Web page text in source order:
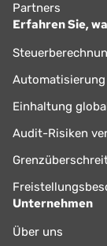
Partners
Erfahren Sie,
Einhaltung
Audit-Risiken
Unternehmen
Über uns